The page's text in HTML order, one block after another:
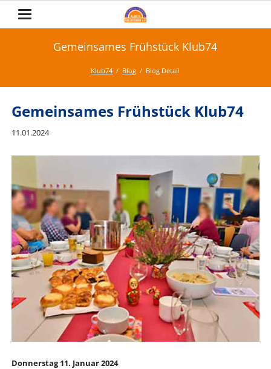
Gemeinsames Frühstück Klub74
Klub74 Blog Blog Detail
Gemeinsames Frühstück Klub74
11.01.2024
Donnerstag 11. Januar 2024